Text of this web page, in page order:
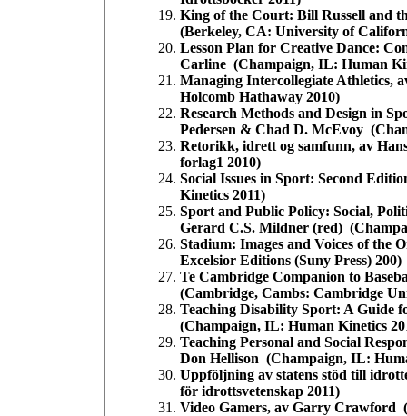
King of the Court: Bill Russell and
(Berkeley, CA: University of
Lesson Plan for Creative Dance:
Carline (Champaign, IL: Human
Managing Intercollegiate Athletics,
Holcomb Hathaway 2010)
Research Methods and Design in
Pedersen & Chad D. McEvoy
Retorikk, idrett og samfunn, av
forlag1 2010)
Social Issues in Sport: Second
Kinetics 2011)
Sport and Public Policy: Social,
Gerard C.S. Mildner (red)
Stadium: Images and Voices of the
Excelsior Editions (Suny Press) 200)
Te Cambridge Companion to
(Cambridge, Cambs: Cambridge
Teaching Disability Sport: A Guide
(Champaign, IL: Human Kinetics
Teaching Personal and Social
Don Hellison (Champaign, IL:
Uppföljning av statens stöd till
för idrottsvetenskap 2011)
Video Gamers, av Garry Crawford